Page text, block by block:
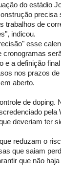
do estádio
precisa
trabalhos de
indicou.
esse
cronogramas
e a definição
nos prazos
aberto.
de doping.
pela
deveriam ter
reduzam o
que saiam
que não